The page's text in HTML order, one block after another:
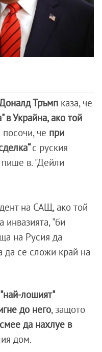
Тръмп каза, че
в Украйна, ако той
че при
с руския
пише в. "Дейли
на САЩ, ако той
"би
на Русия да
да се сложи край на
лошият"
до него, защото
да нахлуе в
дом.